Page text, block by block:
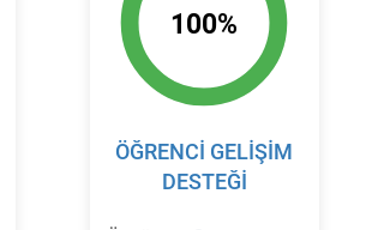
100%
ÖĞRENCİ GELİŞİM
DESTEĞİ